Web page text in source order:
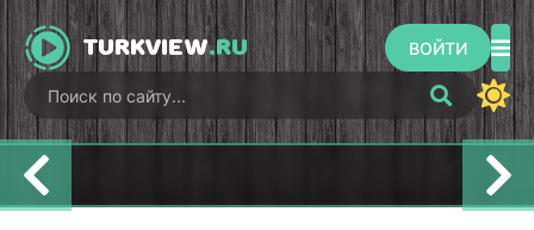
TURKVIEW.RU ВОЙТИ
Моя прекрасная
жизнь
Мои братья, мои
сестры
Постучись в
мою дверь